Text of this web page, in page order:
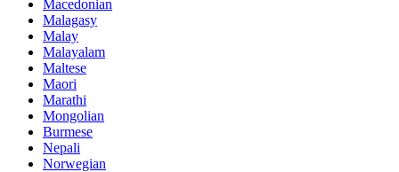
Macedonian
Malagasy
Malay
Malayalam
Maltese
Maori
Marathi
Mongolian
Burmese
Nepali
Norwegian